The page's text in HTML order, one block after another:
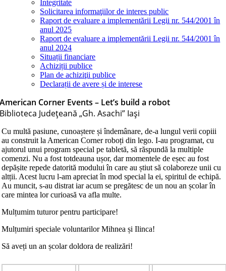
Integritate
Solicitarea informaţiilor de interes public
Raport de evaluare a implementării Legii nr. 544/2001 în
anul 2025
Raport de evaluare a implementării Legii nr. 544/2001 în
anul 2024
Situații financiare
Achiziții publice
Plan de achiziţii publice
Declarații de avere și de interese
American Corner Events – Let’s build a robot
Biblioteca Judeţeană „Gh. Asachi” Iaşi
Cu multă pasiune, cunoaștere și îndemânare, de-a lungul verii copiii
au construit la American Corner roboți din lego. I-au programat, cu
ajutorul unui program special pe tabletă, să răspundă la multiple
comenzi. Nu a fost totdeauna ușor, dar momentele de eșec au fost
depășite repede datorită modului în care au știut să colaboreze unii cu
altții. Acest lucru l-am apreciat în mod special la ei, spiritul de echipă.
Au muncit, s-au distrat iar acum se pregătesc de un nou an școlar în
care mintea lor curioasă va afla multe.
Mulțumim tuturor pentru participare!
Mulțumiri speciale voluntarilor Mihnea și Ilinca!
Să aveți un an școlar doldora de realizări!